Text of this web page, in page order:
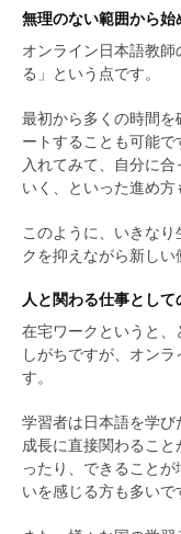
無理のない範囲から始
オンライン日本語教
る」という点です。
最初から多くの時間を
ートすることも可能
入れてみて、自分に
いく、といった進め方
このように、いきな
クを抑えながら新しい
人と関わる仕事として
在宅ワークというと
しがちですが、オン
す。
学習者は日本語を学
成長に直接関わるこ
ったり、できること
いを感じる方も多いで